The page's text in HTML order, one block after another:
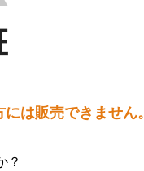
は販売できません。
？